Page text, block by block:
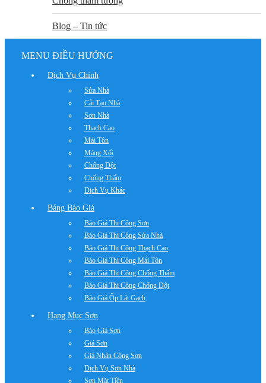
Blog – Tin tức
MENU ĐIỀU HƯỚNG
Dịch Vụ Chính
Sửa Nhà
Cải Tạo Nhà
Sơn Nhà
Thạch Cao
Mái Tôn
Máng Xối
Chống Dột
Chống Thấm
Dịch Vụ Khác
Bảng Báo Giá
Báo Giá Thi Công Sơn
Báo Giá Thi Công Sửa Nhà
Báo Giá Thi Công Thạch Cao
Báo Giá Thi Công Mái Tôn
Báo Giá Thi Công Chống Thấm
Báo Giá Thi Công Chống Dột
Báo Giá Ốp Lát Gạch
Hạng Mục Sơn
Báo Giá Sơn
Giá Sơn
Giá Nhân Công Sơn
Dịch Vụ Sơn Nhà
Sơn Mặt Tiền